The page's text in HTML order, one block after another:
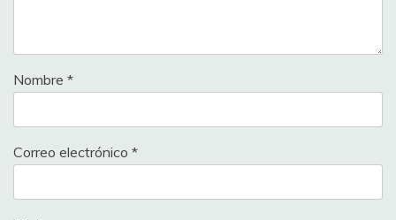
Nombre *
Correo electrónico *